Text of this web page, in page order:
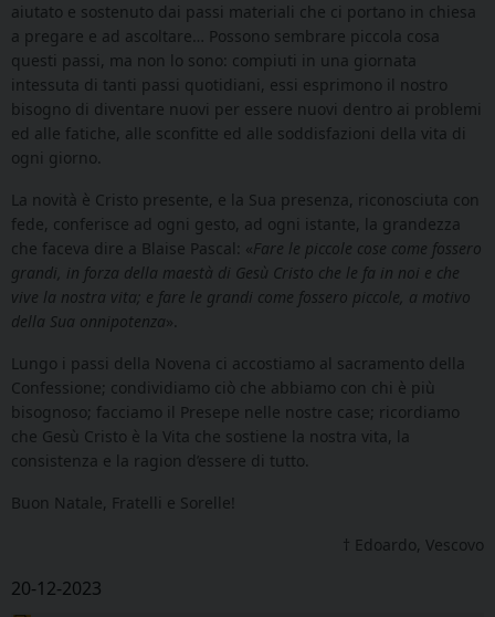
aiutato e sostenuto dai passi materiali che ci portano in chiesa
a pregare e ad ascoltare… Possono sembrare piccola cosa
questi passi, ma non lo sono: compiuti in una giornata
intessuta di tanti passi quotidiani, essi esprimono il nostro
bisogno di diventare nuovi per essere nuovi dentro ai problemi
ed alle fatiche, alle sconfitte ed alle soddisfazioni della vita di
ogni giorno.
La novità è Cristo presente, e la Sua presenza, riconosciuta con
fede, conferisce ad ogni gesto, ad ogni istante, la grandezza
che faceva dire a Blaise Pascal: «Fare le piccole cose come fossero
grandi, in forza della maestà di Gesù Cristo che le fa in noi e che
vive la nostra vita; e fare le grandi come fossero piccole, a motivo
della Sua onnipotenza».
Lungo i passi della Novena ci accostiamo al sacramento della
Confessione; condividiamo ciò che abbiamo con chi è più
bisognoso; facciamo il Presepe nelle nostre case; ricordiamo
che Gesù Cristo è la Vita che sostiene la nostra vita, la
consistenza e la ragion d’essere di tutto.
Buon Natale, Fratelli e Sorelle!
† Edoardo, Vescovo
20-12-2023